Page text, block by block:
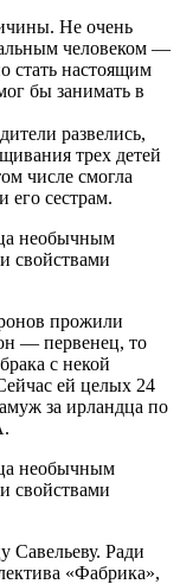
Не очень
человеком —
стать настоящим
бы занимать в
развелись,
трех детей
числе смогла
его сестрам.
прожили
— первенец, то
с некой
ей целых 24
за ирландца по
Савельеву. Ради
«Фабрика»,